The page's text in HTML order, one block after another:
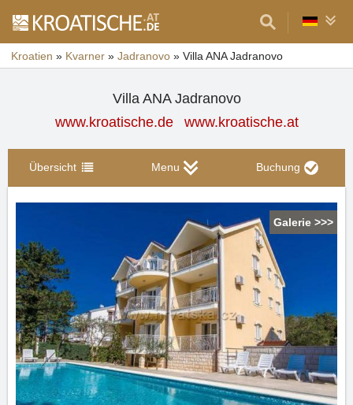
Kroatien » Kvarner » Jadranovo » Villa ANA Jadranovo
Villa ANA Jadranovo
www.kroatische.de
www.kroatische.at
Übersicht Menu Buchung
Galerie >>>